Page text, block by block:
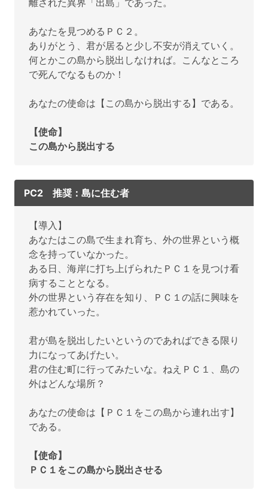
離された異界「出島」であった。
あなたを見つめるＰＣ２。
ありがとう、君が居ると少し不安が消えていく。
何とかこの島から脱出しなければ。こんなところ
で死んでなるものか！
あなたの使命は【この島から脱出する】である。
【使命】
この島から脱出する
PC2 推奨：島に住む者
【導入】
あなたはこの島で生まれ育ち、外の世界という概
念を持っていなかった。
ある日、海岸に打ち上げられたＰＣ１を見つけ看
病することとなる。
外の世界という存在を知り、ＰＣ１の話に興味を
惹かれていった。
君が島を脱出したいというのであればできる限り
力になってあげたい。
君の住む町に行ってみたいな。ねえＰＣ１、島の
外はどんな場所？
あなたの使命は【ＰＣ１をこの島から連れ出す】
である。
【使命】
ＰＣ１をこの島から脱出させる